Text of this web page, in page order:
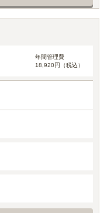
年間管理費
18,920円（税込）